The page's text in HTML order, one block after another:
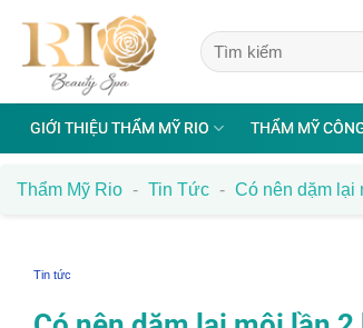
nội
GIỚI THIỆU THẨM MỸ RIO THẨM MỸ
Thẩm Mỹ Rio - Tin Tức - Có nên dặm lại
Tin tức